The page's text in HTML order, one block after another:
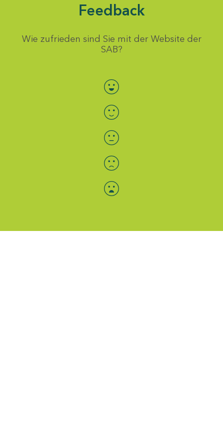
Feedback
Wie zufrieden sind Sie mit der Website der
SAB?
Bewertung auswählen